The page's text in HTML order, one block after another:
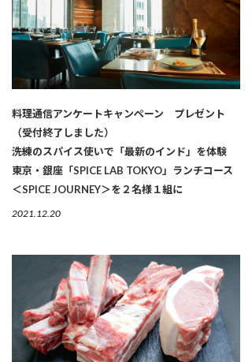
料理通信アンケートキャンペーン プレゼント
（受付終了しました）
洗練のスパイス使いで「最新のインド」を体験
東京・銀座「SPICE LAB TOKYO」ランチコース
＜SPICE JOURNEY＞を２名様１組に
2021.12.20